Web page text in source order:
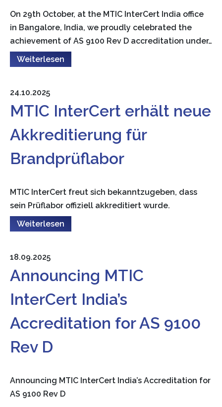
On 29th October, at the MTIC InterCert India office
in Bangalore, India, we proudly celebrated the
achievement of AS 9100 Rev D accreditation under…
Weiterlesen
24.10.2025
MTIC InterCert erhält neue
Akkreditierung für
Brandprüflabor
MTIC InterCert freut sich bekanntzugeben, dass
sein Prüflabor offiziell akkreditiert wurde.
Weiterlesen
18.09.2025
Announcing MTIC
InterCert India’s
Accreditation for AS 9100
Rev D
Announcing MTIC InterCert India’s Accreditation for
AS 9100 Rev D